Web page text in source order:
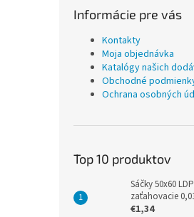
Informácie pre vás
Kontakty
Moja objednávka
Katalógy našich
Obchodné
Ochrana osobných
Top 10 produktov
Sáčky 50x60
zaťahovacie
€1,34